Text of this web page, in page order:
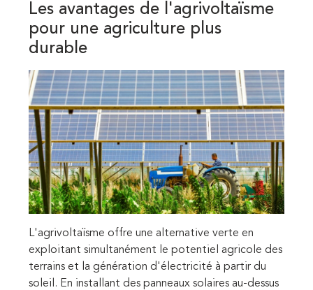
Les avantages de l'agrivoltaïsme
pour une agriculture plus
durable
L'agrivoltaïsme offre une alternative verte en
exploitant simultanément le potentiel agricole des
terrains et la génération d'électricité à partir du
soleil. En installant des panneaux solaires au-dessus